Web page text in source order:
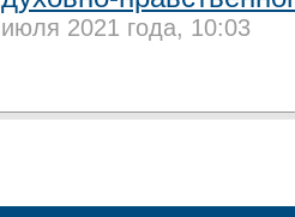
июля 2021 года, 10:03